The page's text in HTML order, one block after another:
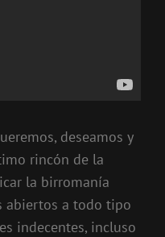
deseamos y
rincón de la
la birromanía
abiertos a todo tipo
indecentes, incluso